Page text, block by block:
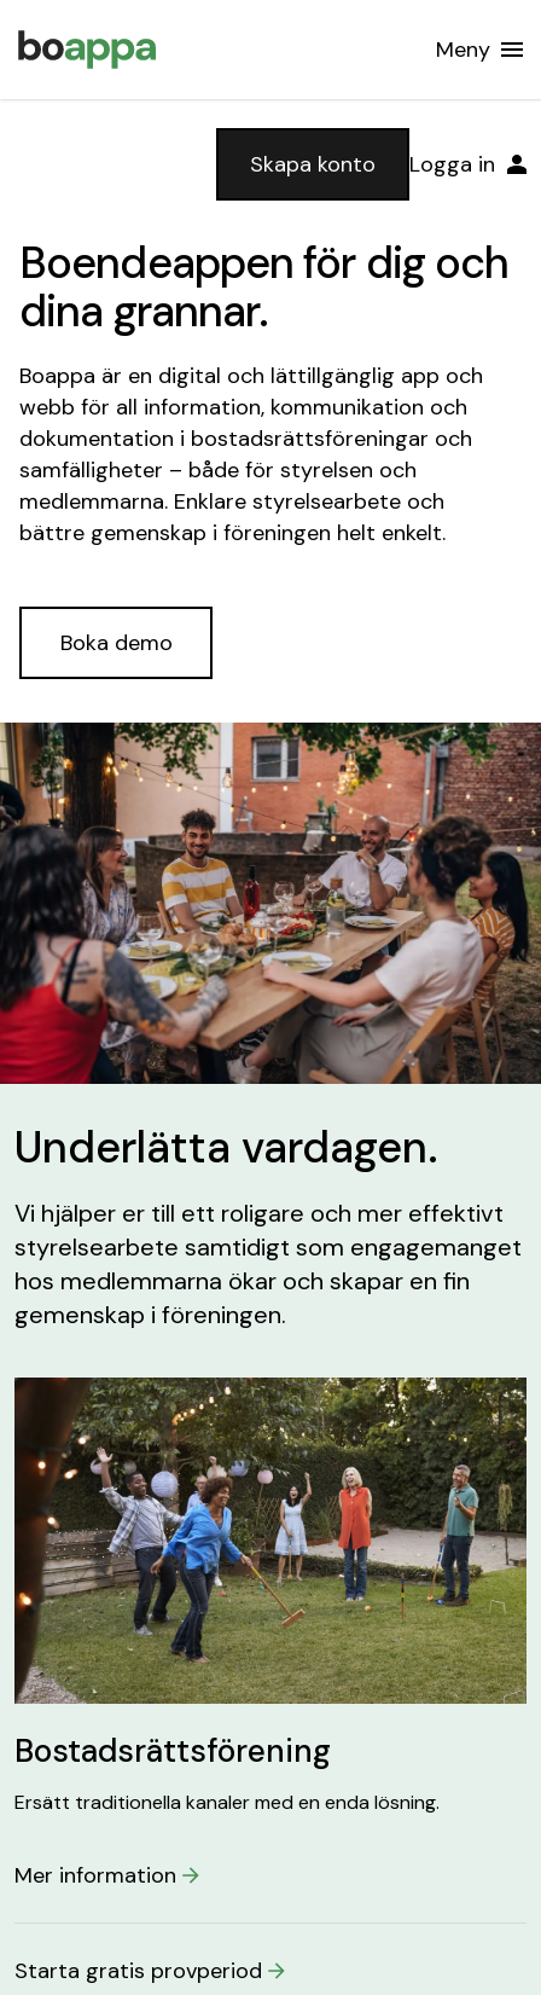
Meny
Skapa konto Logga in
Boendeappen för dig och
dina grannar.
Boappa är en digital och lättillgänglig app och
webb för all information, kommunikation och
dokumentation i bostadsrättsföreningar och
samfälligheter – både för styrelsen och
medlemmarna. Enklare styrelsearbete och
bättre gemenskap i föreningen helt enkelt.
Boka demo
Underlätta vardagen.
Vi hjälper er till ett roligare och mer effektivt
styrelsearbete samtidigt som engagemanget
hos medlemmarna ökar och skapar en fin
gemenskap i föreningen.
Bostadsrättsförening
Ersätt traditionella kanaler med en enda lösning.
Mer information
Starta gratis provperiod